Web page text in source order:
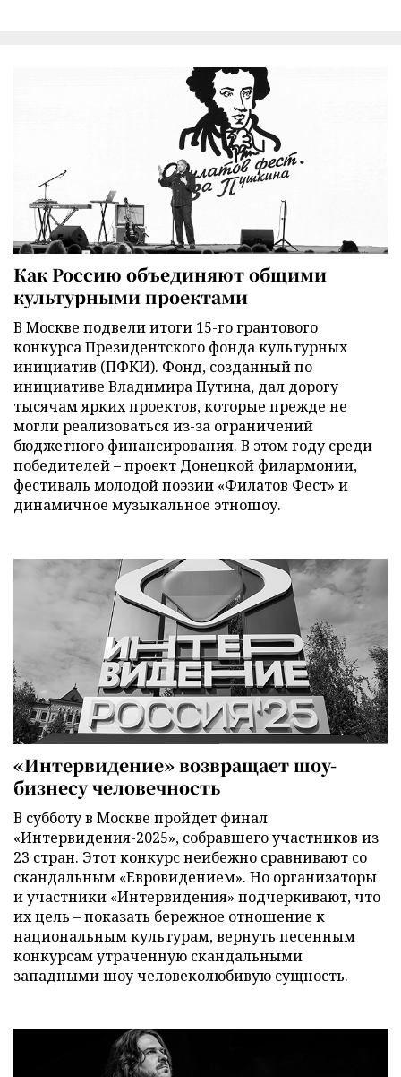
Как Россию объединяют общими
культурными проектами
В Москве подвели итоги 15-го грантового
конкурса Президентского фонда культурных
инициатив (ПФКИ). Фонд, созданный по
инициативе Владимира Путина, дал дорогу
тысячам ярких проектов, которые прежде не
могли реализоваться из-за ограничений
бюджетного финансирования. В этом году среди
победителей – проект Донецкой филармонии,
фестиваль молодой поэзии «Филатов Фест» и
динамичное музыкальное этношоу.
«Интервидение» возвращает шоу-
бизнесу человечность
В субботу в Москве пройдет финал
«Интервидения-2025», собравшего участников из
23 стран. Этот конкурс неибежно сравнивают со
скандальным «Евровидением». Но организаторы
и участники «Интервидения» подчеркивают, что
их цель – показать бережное отношение к
национальным культурам, вернуть песенным
конкурсам утраченную скандальными
западными шоу человеколюбивую сущность.